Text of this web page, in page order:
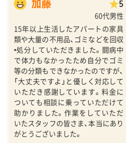
加藤 5
60代男性
15年以上生活したアパートの家具
類や大量の不用品、ゴミなどを回収
•処分していただきました。闘病中
で体力もなかったため自分でゴミ
等の分類もできなかったのですが、
「大丈夫ですよ」と優しく対応して
いただき感謝しています。料金に
ついても相談に乗っていただけて
助かりました。作業をしていただ
いたスタッフの皆さま、本当にあり
がとうございました。